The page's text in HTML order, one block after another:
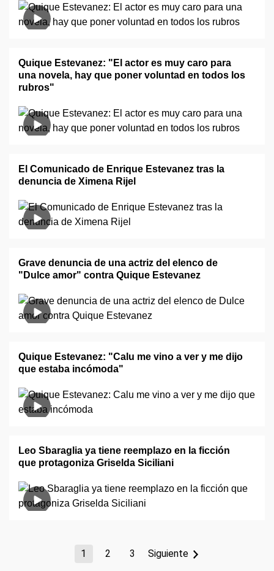
Quique Estevanez: "El actor es muy caro para
una novela, hay que poner voluntad en todos los
rubros"
El Comunicado de Enrique Estevanez tras la
denuncia de Ximena Rijel
Grave denuncia de una actriz del elenco de
"Dulce amor" contra Quique Estevanez
Quique Estevanez: "Calu me vino a ver y me dijo
que estaba incómoda"
Leo Sbaraglia ya tiene reemplazo en la ficción
que protagoniza Griselda Siciliani
1 2 3 Siguiente